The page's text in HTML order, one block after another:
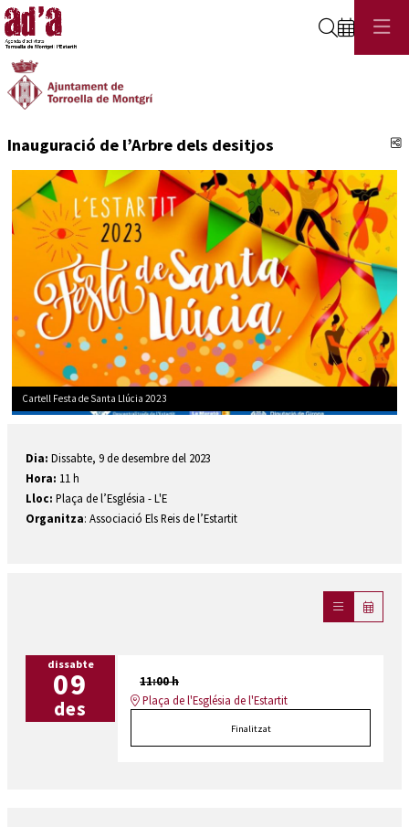
Cerca
Inauguració de l’Arbre dels desitjos
Cartell Festa de Santa Llúcia 2023
Dia: Dissabte, 9 de desembre del 2023
Hora: 11 h
Lloc: Plaça de l’Església - L'E
Organitza: Associació Els Reis de l’Estartit
dissabte
09
des
11:00 h
Plaça de l'Església de l'Estartit
Finalitzat